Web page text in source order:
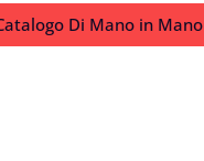
Di Mano in Mano